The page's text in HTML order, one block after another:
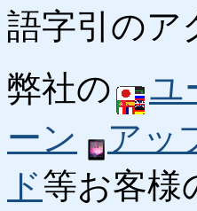
語字引のア
弊社の
ユ
ーン
アッ
ド等お客様